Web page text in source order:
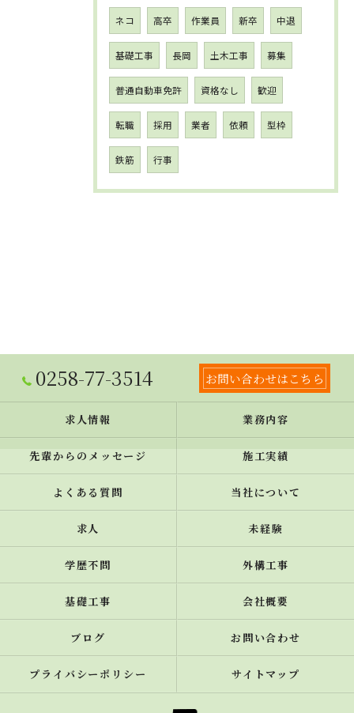
ネコ 高卒 作業員 新卒 中退
基礎工事 長岡 土木工事 募集
普通自動車免許 資格なし 歓迎
転職 採用 業者 依頼 型枠
鉄筋 行事
0258-77-3514 お問い合わせはこちら
求人情報 業務内容
先輩からのメッセージ 施工実績
よくある質問 当社について
求人 未経験
学歴不問 外構工事
基礎工事 会社概要
ブログ お問い合わせ
プライバシーポリシー サイトマップ